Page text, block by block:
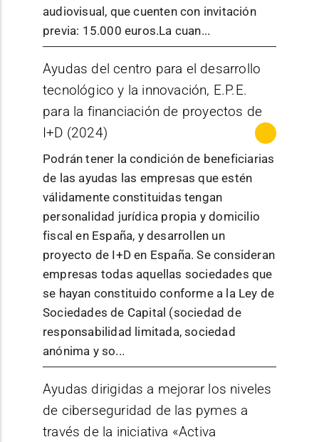
audiovisual, que cuenten con invitación
previa: 15.000 euros.La cuan...
Publicación
/ normativa
Información de la
convocatoria
Órgano
convocante
Navarra - Sección
de Proyectos
Audiovisuales y
Digitales
Esta
convocatoria se
estructura en
dos
A:acciones
de
promoción
MÁS INFORMACIÓN
Ayudas del centro para el desarrollo
tecnológico y la innovación, E.P.E.
para la financiación de proyectos de
I+D (2024)
Podrán tener la condición de beneficiarias
de las ayudas las empresas que estén
válidamente constituidas tengan
personalidad jurídica propia y domicilio
fiscal en España, y desarrollen un
proyecto de I+D en España. Se consideran
empresas todas aquellas sociedades que
se hayan constituido conforme a la Ley de
Sociedades de Capital (sociedad de
responsabilidad limitada, sociedad
anónima y so...
Publicación
/ normativa
Información de la
convocatoria
MÁS INFORMACIÓN
Ayudas dirigidas a mejorar los niveles
de ciberseguridad de las pymes a
través de la iniciativa «Activa